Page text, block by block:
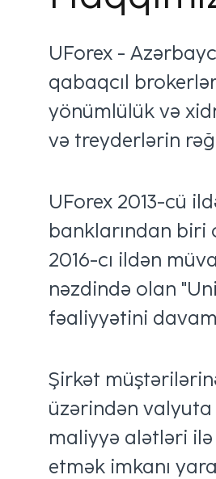
UForex -
qabaqcıl
yönümlülük və
və treyderlərin
UForex 2013-cü
banklarından biri
2016-cı ildən
nəzdində olan
fəaliyyətini
Şirkət
üzərindən valyuta
maliyyə alətləri
etmək imkanı